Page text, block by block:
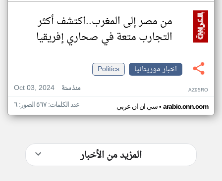
من مصر إلى المغرب..اكتشف أكثر
التجارب متعة في صحاري إفريقيا
اخبار موريتانيا
Politics
Oct 03, 2024
منذ سنة AZ95RO
سي ان ان عربي• arabic.cnn.com عدد الكلمات: ٥٦٧ الصور: ٦
المزيد من الأخبار